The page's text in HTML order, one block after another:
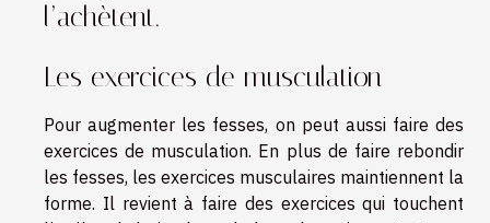
l’achètent.
Les exercices de musculation
Pour augmenter les fesses, on peut aussi faire des
exercices de musculation. En plus de faire rebondir
les fesses, les exercices musculaires maintiennent la
forme. Il revient à faire des exercices qui touchent